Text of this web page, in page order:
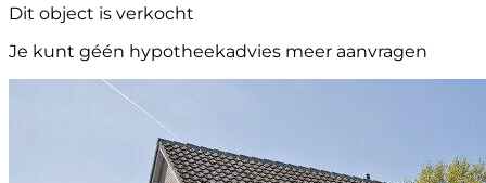
Dit object is verkocht
Je kunt géén hypotheekadvies meer aanvragen